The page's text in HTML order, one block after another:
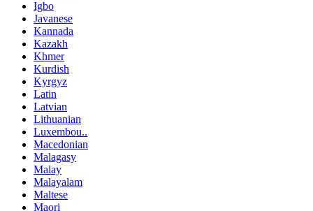
Igbo
Javanese
Kannada
Kazakh
Khmer
Kurdish
Kyrgyz
Latin
Latvian
Lithuanian
Luxembou..
Macedonian
Malagasy
Malay
Malayalam
Maltese
Maori